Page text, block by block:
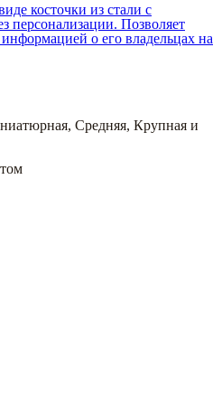
косточки из стали с
персонализации. Позволяет
о его владельцах на
, Средняя, Крупная и